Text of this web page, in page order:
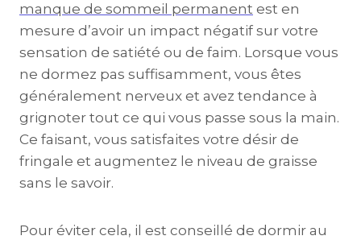
manque de sommeil permanent est en
mesure d’avoir un impact négatif sur votre
sensation de satiété ou de faim. Lorsque vous
ne dormez pas suffisamment, vous êtes
généralement nerveux et avez tendance à
grignoter tout ce qui vous passe sous la main.
Ce faisant, vous satisfaites votre désir de
fringale et augmentez le niveau de graisse
sans le savoir.
Pour éviter cela, il est conseillé de dormir au